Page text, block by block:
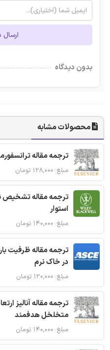
ارسال
بدون دیدگاه
محصولات مشابه
ترجمه مقاله
مبلغ: ۱۲۸,۰۰۰ تومان
ترجمه مقاله تشخیص
استوار
مبلغ: ۱۴۰,۰۰۰ تومان
ترجمه مقاله ظرفیت
در خاک نرم
مبلغ: ۱۲۰,۰۰۰ تومان
ترجمه مقاله آنالیز
متخلخل هدفمند
مبلغ: ۱۴۰,۰۰۰ تومان